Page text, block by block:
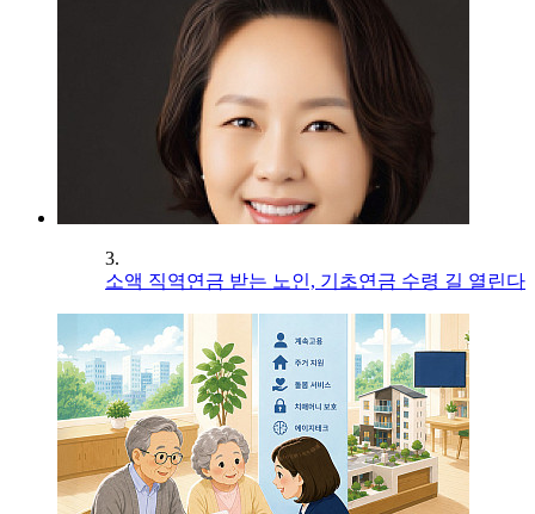
3.
소액 직역연금 받는 노인, 기초연금 수령 길 열린다